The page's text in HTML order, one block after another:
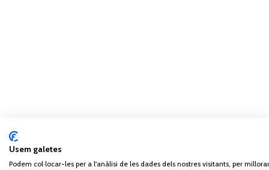
Usem galetes
Podem col·locar-les per a l'anàlisi de les dades dels nostres visitants, per